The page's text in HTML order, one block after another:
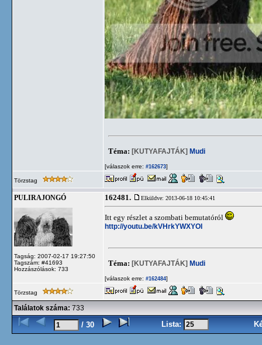
Téma: [KUTYAFAJTÁK] Mudi
[válaszok erre: #162673]
Törzstag
PULIRAJONGÓ
Tagság: 2007-02-17 19:27:50
Tagszám: #41693
Hozzászólások: 733
162481. Elküldve: 2013-06-18 10:45:41
Itt egy részlet a szombati bemutatóról
http://youtu.be/kVHrkYWXYOI
Téma: [KUTYAFAJTÁK] Mudi
[válaszok erre: #162484]
Törzstag
Találatok száma: 733
/ 30 Lista: